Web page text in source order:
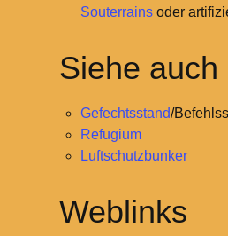
Souterrainsoder
Siehe auch
Gefechtsstand/
Refugium
Luftschutzbunker
Weblinks